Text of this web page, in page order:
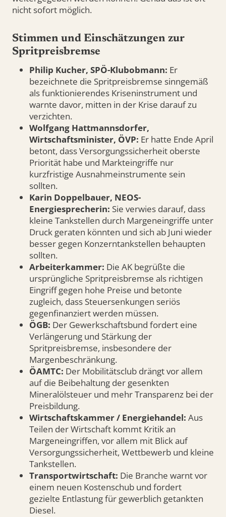
nicht sofort möglich.
Stimmen und Einschätzungen zur
Spritpreisbremse
Philip Kucher, SPÖ-Klubobmann: Er
bezeichnete die Spritpreisbremse sinngemäß
als funktionierendes Kriseninstrument und
warnte davor, mitten in der Krise darauf zu
verzichten.
Wolfgang Hattmannsdorfer,
Wirtschaftsminister, ÖVP: Er hatte Ende April
betont, dass Versorgungssicherheit oberste
Priorität habe und Markteingriffe nur
kurzfristige Ausnahmeinstrumente sein
sollten.
Karin Doppelbauer, NEOS-
Energiesprecherin: Sie verwies darauf, dass
kleine Tankstellen durch Margeneingriffe unter
Druck geraten könnten und sich ab Juni wieder
besser gegen Konzerntankstellen behaupten
sollten.
Arbeiterkammer: Die AK begrüßte die
ursprüngliche Spritpreisbremse als richtigen
Eingriff gegen hohe Preise und betonte
zugleich, dass Steuersenkungen seriös
gegenfinanziert werden müssen.
ÖGB: Der Gewerkschaftsbund fordert eine
Verlängerung und Stärkung der
Spritpreisbremse, insbesondere der
Margenbeschränkung.
ÖAMTC: Der Mobilitätsclub drängt vor allem
auf die Beibehaltung der gesenkten
Mineralölsteuer und mehr Transparenz bei der
Preisbildung.
Wirtschaftskammer / Energiehandel: Aus
Teilen der Wirtschaft kommt Kritik an
Margeneingriffen, vor allem mit Blick auf
Versorgungssicherheit, Wettbewerb und kleine
Tankstellen.
Transportwirtschaft: Die Branche warnt vor
einem neuen Kostenschub und fordert
gezielte Entlastung für gewerblich getankten
Diesel.